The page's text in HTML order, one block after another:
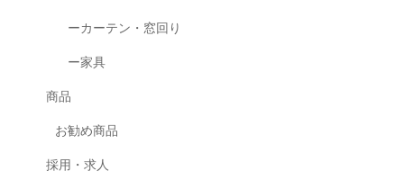
ーカーテン・窓回り
ー家具
商品
お勧め商品
採用・求人